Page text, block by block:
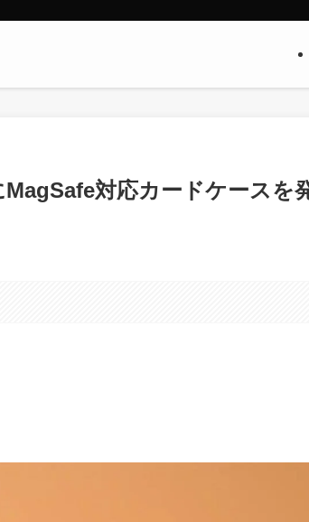
対応カードケースを